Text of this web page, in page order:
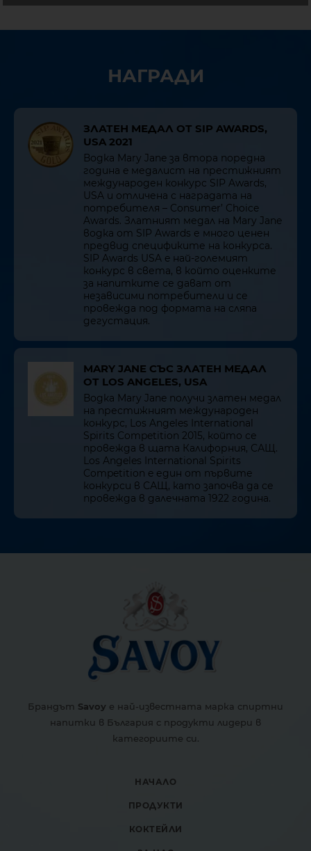
НАГРАДИ
ЗЛАТЕН МЕДАЛ ОТ SIP AWARDS,
USA 2021
Водка Mary Jane за втора поредна
година e медалист на престижният
международен конкурс SIP Awards,
USA и отличена с наградата на
потребителя – Consumer’ Choice
Awards. Златният медал на Mary Jane
водка от SIP Awards е много ценен
предвид спецификите на конкурса.
SIP Awards USA e най-големият
конкурс в света, в който оценките
за напитките се дават от
независими потребители и се
провежда под формата на сляпа
дегустация.
MARY JANE СЪС ЗЛАТЕН МЕДАЛ
ОТ LOS ANGELES, USA
Водка Mary Jane получи златен медал
на престижният международен
конкурс, Los Angeles International
Spirits Competition 2015, който се
провежда в щата Калифорния, САЩ.
Los Angeles International Spirits
Competition e един от първите
конкурси в САЩ, като започва да се
провежда в далечната 1922 година.
Брандът Savoy е най-известната марка спиртни
напитки в България с продукти лидери в
категориите си.
НАЧАЛО
ПРОДУКТИ
КОКТЕЙЛИ